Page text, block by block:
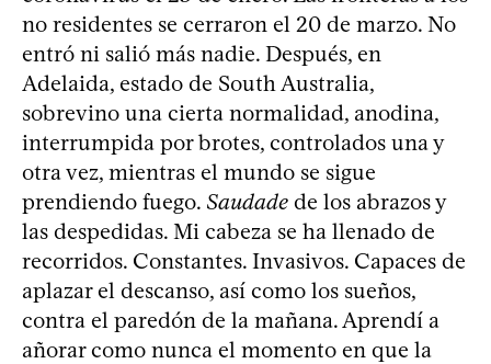
no residentes se cerraron el 20 de marzo. No
entró ni salió más nadie. Después, en
Adelaida, estado de South Australia,
sobrevino una cierta normalidad, anodina,
interrumpida por brotes, controlados una y
otra vez, mientras el mundo se sigue
prendiendo fuego. Saudade de los abrazos y
las despedidas. Mi cabeza se ha llenado de
recorridos. Constantes. Invasivos. Capaces de
aplazar el descanso, así como los sueños,
contra el paredón de la mañana. Aprendí a
añorar como nunca el momento en que la